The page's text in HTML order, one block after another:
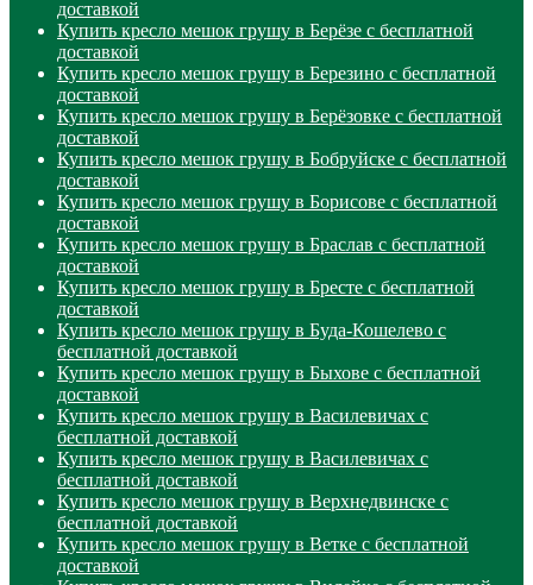
доставкой
Купить кресло мешок грушу в Берёзе с бесплатной
доставкой
Купить кресло мешок грушу в Березино с бесплатной
доставкой
Купить кресло мешок грушу в Берёзовке с бесплатной
доставкой
Купить кресло мешок грушу в Бобруйске с бесплатной
доставкой
Купить кресло мешок грушу в Борисове с бесплатной
доставкой
Купить кресло мешок грушу в Браслав с бесплатной
доставкой
Купить кресло мешок грушу в Бресте с бесплатной
доставкой
Купить кресло мешок грушу в Буда-Кошелево с
бесплатной доставкой
Купить кресло мешок грушу в Быхове с бесплатной
доставкой
Купить кресло мешок грушу в Василевичах с
бесплатной доставкой
Купить кресло мешок грушу в Василевичах с
бесплатной доставкой
Купить кресло мешок грушу в Верхнедвинске с
бесплатной доставкой
Купить кресло мешок грушу в Ветке с бесплатной
доставкой